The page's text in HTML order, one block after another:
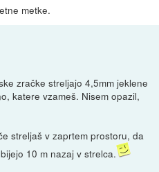
metke.
zračke streljajo 4,5mm jeklene
katere vzameš. Nisem opazil,
streljaš v zaprtem prostoru, da
10 m nazaj v strelca.